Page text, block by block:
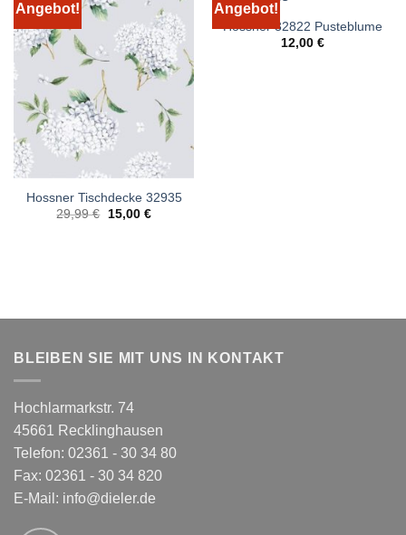
Angebot!
Hossner Tischdecke 32935
29,99€
Ursprünglicher
15,00 €Aktueller
Angebot!
Hossner 32822 Pusteblume
12,00 €
BLEIBEN SIE MIT UNS IN KONTAKT
Hochlarmarkstr. 74
45661 Recklinghausen
Telefon: 02361 - 30 34 80
Fax: 02361 - 30 34 820
E-Mail: info@dieler.de